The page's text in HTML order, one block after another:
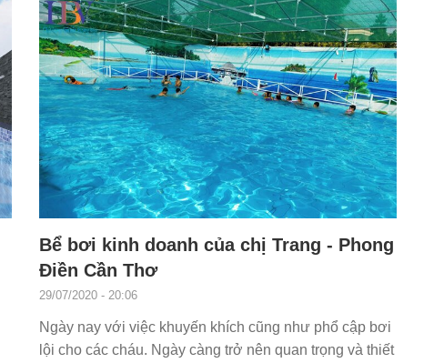
Bể bơi kinh doanh của chị Trang - Phong
Điền Cần Thơ
29/07/2020 - 20:06
Ngày nay với việc khuyến khích cũng như phổ cập bơi
lội cho các cháu. Ngày càng trở nên quan trọng và thiết